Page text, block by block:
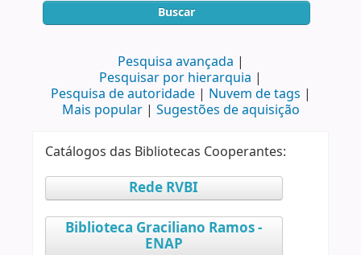
Buscar
Pesquisa avançada
Pesquisar por hierarquia
Pesquisa de autoridade
Nuvem de tags
Mais popular
Sugestões de aquisição
Catálogos das Bibliotecas Cooperantes:
Rede RVBI
Biblioteca Graciliano Ramos -
ENAP